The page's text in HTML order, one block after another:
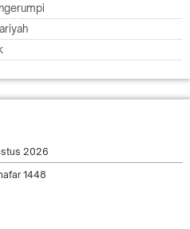
2026
1448